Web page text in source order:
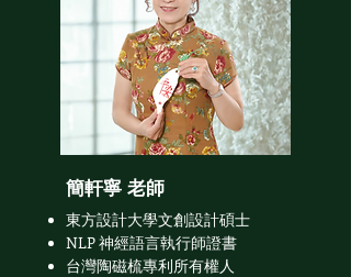
簡軒寧 老師
東方設計大學文創設計碩士
NLP 神經語言執行師證書
台灣陶磁梳專利所有權人